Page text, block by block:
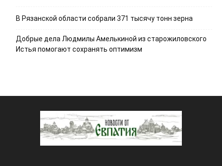
В Рязанской области собрали 371 тысячу тонн зерна
Добрые дела Людмилы Амелькиной из старожиловского
Истья помогают сохранять оптимизм